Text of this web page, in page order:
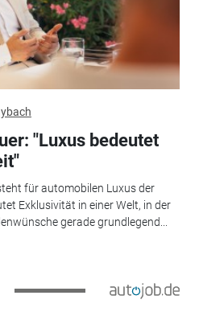
"Luxus bedeutet
für automobilen Luxus der
Exklusivität in einer Welt, in der
gerade grundlegend...